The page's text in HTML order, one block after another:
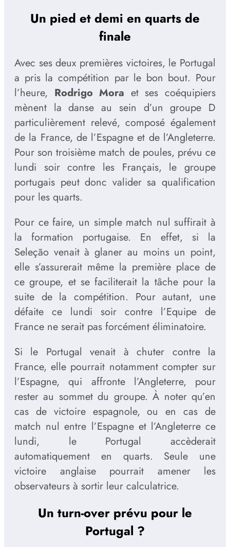
Un pied et demi en quarts de
finale
Avec ses deux premières victoires, le Portugal
a pris la compétition par le bon bout. Pour
l’heure, Rodrigo Mora et ses coéquipiers
mènent la danse au sein d’un groupe D
particulièrement relevé, composé également
de la France, de l’Espagne et de l’Angleterre.
Pour son troisième match de poules, prévu ce
lundi soir contre les Français, le groupe
portugais peut donc valider sa qualification
pour les quarts.
Pour ce faire, un simple match nul suffirait à
la formation portugaise. En effet, si la
Seleção venait à glaner au moins un point,
elle s’assurerait même la première place de
ce groupe, et se faciliterait la tâche pour la
suite de la compétition. Pour autant, une
défaite ce lundi soir contre l’Equipe de
France ne serait pas forcément éliminatoire.
Si le Portugal venait à chuter contre la
France, elle pourrait notamment compter sur
l’Espagne, qui affronte l’Angleterre, pour
rester au sommet du groupe. À noter qu’en
cas de victoire espagnole, ou en cas de
match nul entre l’Espagne et l’Angleterre ce
lundi, le Portugal accèderait
automatiquement en quarts. Seule une
victoire anglaise pourrait amener les
observateurs à sortir leur calculatrice.
Un turn-over prévu pour le
Portugal ?